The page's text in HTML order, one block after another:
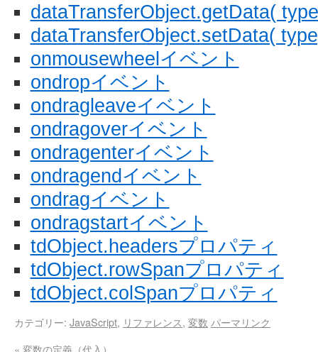
dataTransferObject.getData(
dataTransferObject.setData(
onmousewheelイベント
ondropイベント
ondragleaveイベント
ondragoverイベント
ondragenterイベント
ondragendイベント
ondragイベント
ondragstartイベント
tdObject.headersプロパティ
tdObject.rowSpanプロパティ
tdObject.colSpanプロパティ
カテゴリー: JavaScript, リファレンス, 変数 パーマリンク
« 変数の定義（代入）